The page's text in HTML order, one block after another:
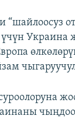
Украина